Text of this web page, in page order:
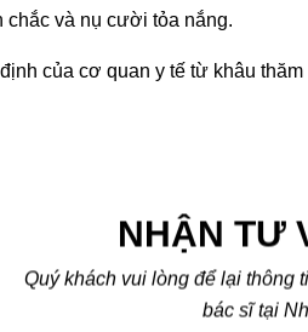
chắc và nụ cười tỏa nắng.
của cơ quan y tế từ khâu
NHẬN TƯ
Quý khách vui lòng để lại thông
bác sĩ tại